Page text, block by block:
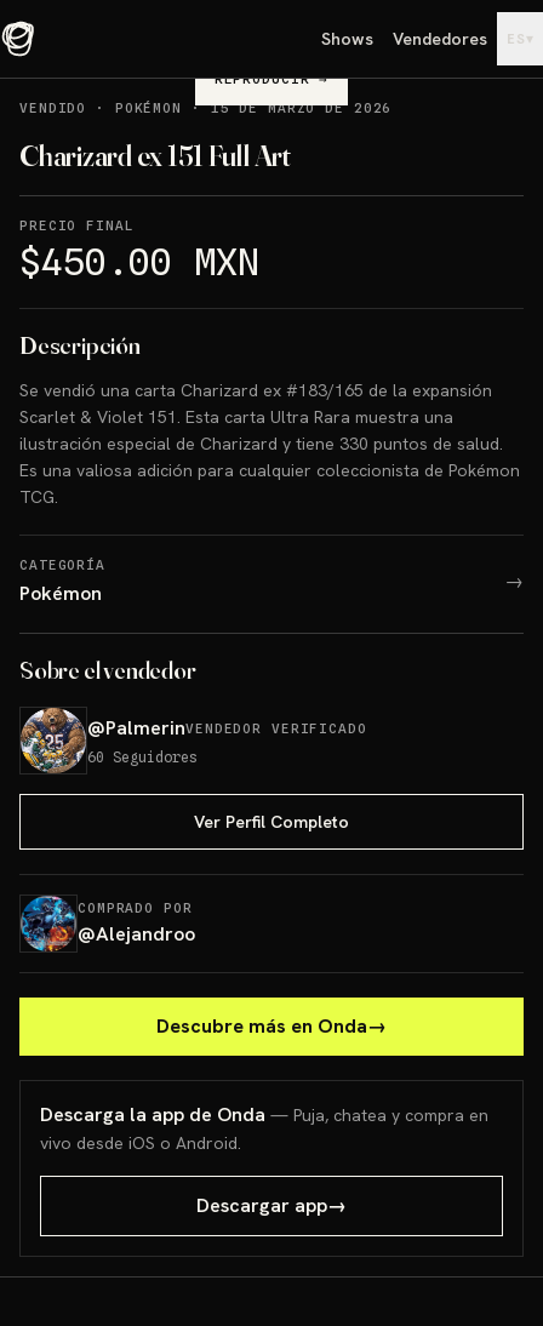
Shows Vendedores ES ▾
REPRODUCIR→
VENDIDO
· POKÉMON ·15 DE MARZO DE 2026
Charizard ex 151 Full Art
PRECIO FINAL
$450.00 MXN
Descripción
Se vendió una carta Charizard ex #183/165 de la expansión
Scarlet & Violet 151. Esta carta Ultra Rara muestra una
ilustración especial de Charizard y tiene 330 puntos de salud.
Es una valiosa adición para cualquier coleccionista de Pokémon
TCG.
CATEGORÍA
Pokémon →
Sobre el vendedor
@PalmerinVENDEDOR VERIFICADO
60 Seguidores
Ver Perfil Completo
COMPRADO POR
@Alejandroo
Descubre más en Onda→
Descarga la app de Onda — Puja, chatea y compra en
vivo desde iOS o Android.
Descargar app→